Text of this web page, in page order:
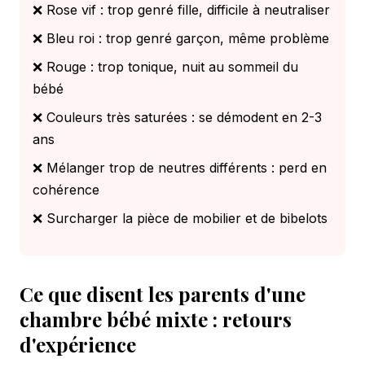
❌ Rose vif : trop genré fille, difficile à neutraliser
❌ Bleu roi : trop genré garçon, même problème
❌ Rouge : trop tonique, nuit au sommeil du
bébé
❌ Couleurs très saturées : se démodent en 2-3
ans
❌ Mélanger trop de neutres différents : perd en
cohérence
❌ Surcharger la pièce de mobilier et de bibelots
Ce que disent les parents d'une
chambre bébé mixte : retours
d'expérience